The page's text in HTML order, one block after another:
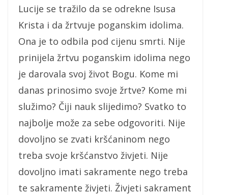
Lucije se tražilo da se odrekne Isusa
Krista i da žrtvuje poganskim idolima.
Ona je to odbila pod cijenu smrti. Nije
prinijela žrtvu poganskim idolima nego
je darovala svoj život Bogu. Kome mi
danas prinosimo svoje žrtve? Kome mi
služimo? Čiji nauk slijedimo? Svatko to
najbolje može za sebe odgovoriti. Nije
dovoljno se zvati kršćaninom nego
treba svoje kršćanstvo živjeti. Nije
dovoljno imati sakramente nego treba
te sakramente živjeti. Živjeti sakrament